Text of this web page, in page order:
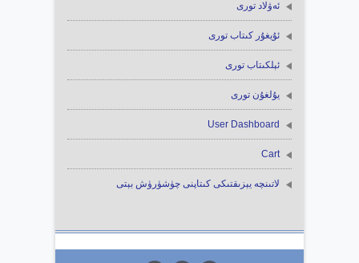
ئەۋلاد تورى
ئۇيغۇر كىتاب تورى
ئېلكىتاب تورى
يۇلغۇن تورى
User Dashboard
Cart
لاتىنچە يېزىقتىكى كىتاپنى چۈشۈرۈش بېتى